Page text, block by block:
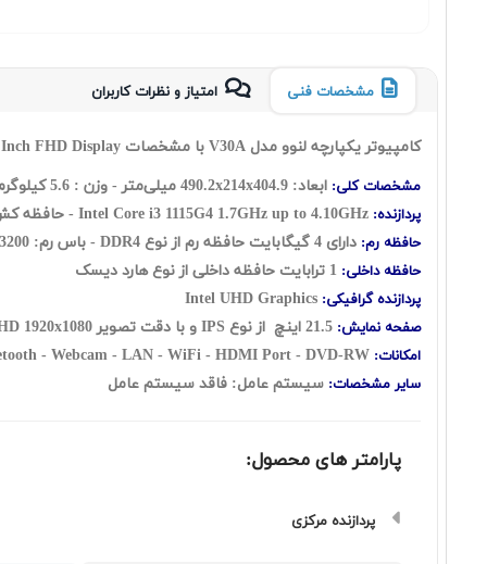
مشخصات فنی امتیاز و نظرات کاربران
کامپیوتر یکپارچه لنوو مدل V30A با مشخصات Lenovo V30A Core i3 1115G4 4GB 1TB INT with 21.5 Inch FHD Display
مشخصات کلی: ابعاد: 490.2x214x404.9 میلی‌متر - وزن : 5.6 کیلوگرم
پردازنده: Intel Core i3 1115G4 1.7GHz up to 4.10GHz - حافظه کش 6 مگابایت - تعداد هسته: ( دو هسته ) به اضافه چهار رشته
حافظه رم: دارای 4 گيگابايت حافظه رم از نوع DDR4 - باس رم: 3200 - قابلیت ارتقاع رم: UP to 8GB
حافظه داخلی:
پردازنده گرافیکی: Intel UHD Graphics
صفحه نمایش:
امکانات: - Webcam - LAN - WiFi - HDMI Port - DVD-RW
سایر مشخصات: سیستم عامل: فاقد سیستم عامل
پارامتر های محصول:
پردازنده مرکزی